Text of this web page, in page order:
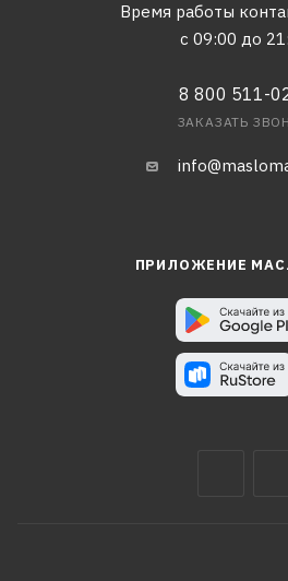
Время работы
с 09:00 до
8 800 511-
ЗАКАЗАТЬ
ПРИЛОЖЕНИЕ